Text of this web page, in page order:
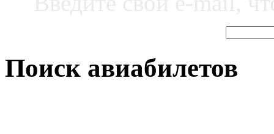
Поиск авиабилетов